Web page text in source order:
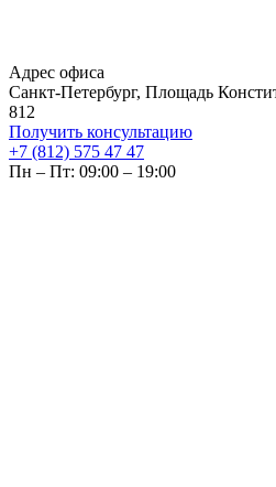
Адрес офиса
Санкт-Петербург, Площадь
812
Получить консультацию
+7 (812) 575 47 47
Пн – Пт: 09:00 – 19:00